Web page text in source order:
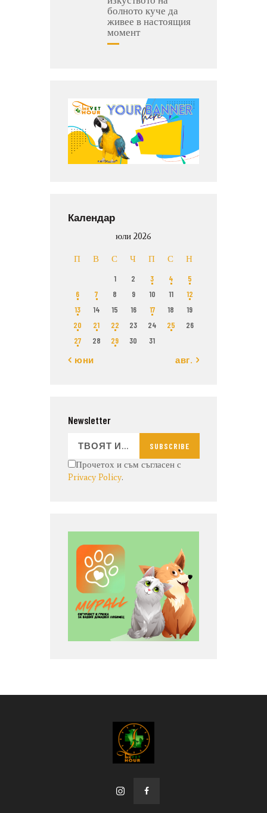
болното куче да
живее в настоящия
момент
Календар
юли 2026
П В С Ч П С Н
1 2 3 4
5
6
7 8 9 10 11
12
13
14 15 16 17 18
19
20
21 22 23 24 25
26
27
28 29 30 31
« юни авг. »
Newsletter
SUBSCRIBE
Прочетох и съм съгласен с
Privacy Policy.